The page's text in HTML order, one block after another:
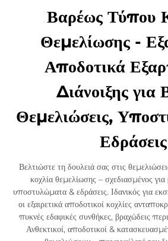
Βαρέως Τύπου
Θεμελίωσης -
Αποδοτικά
Διάνοιξης για
Θεμελιώσεις,
Εδράσεις
Βελτιώστε τη δουλειά σας στις
κοχλία θεμελίωσης​​ – σχεδιασμένος για
υποστυλώματα & εδράσεις​​. Ιδανικός για
οι ​​εξαιρετικά αποδοτικοί κοχλίες​​
πυκνές εδαφικές συνθήκες, βραχώδεις
Ανθεκτικοί, αποδοτικοί &